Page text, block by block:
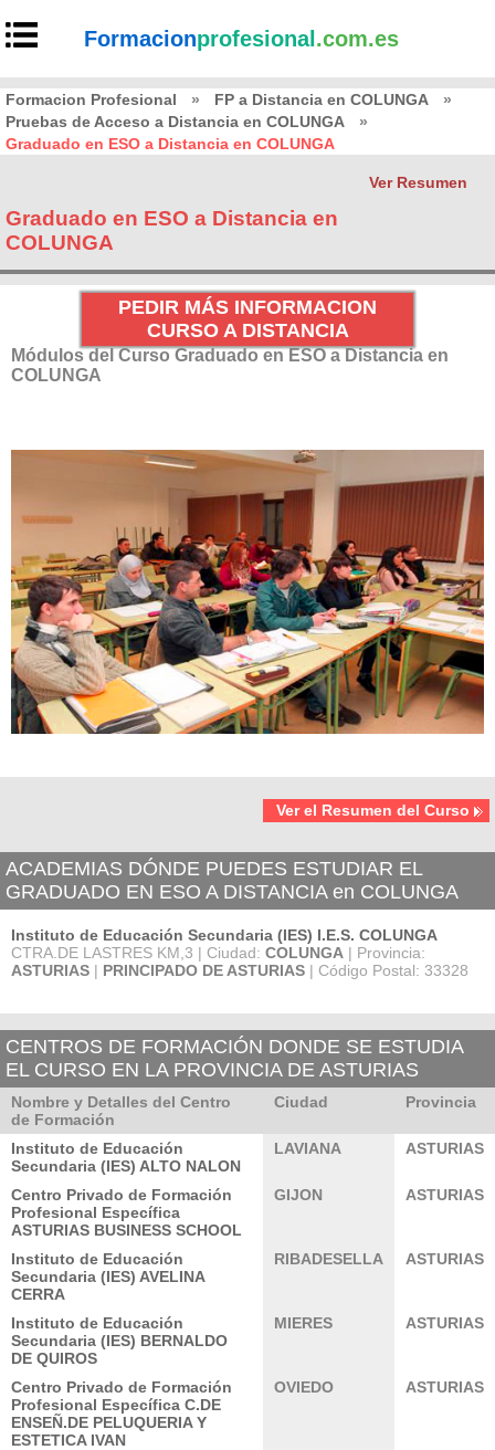
Formacionprofesional .com.es
Formacion Profesional » FP a Distancia en COLUNGA
»
Pruebas de Acceso a Distancia en COLUNGA
»
Graduado en ESO a Distancia en COLUNGA
Ver Resumen
Graduado en ESO a Distancia en
COLUNGA
PEDIR MÁS INFORMACION
CURSO A DISTANCIA
Módulos del Curso Graduado en ESO a Distancia en
COLUNGA
Ver el Resumen del Curso
ACADEMIAS DÓNDE PUEDES ESTUDIAR EL
GRADUADO EN ESO A DISTANCIA en COLUNGA
Instituto de Educación Secundaria (IES) I.E.S. COLUNGA
CTRA.DE LASTRES KM,3 | Ciudad: COLUNGA | Provincia:
ASTURIAS | PRINCIPADO DE ASTURIAS | Código Postal: 33328
CENTROS DE FORMACIÓN DONDE SE ESTUDIA
EL CURSO EN LA PROVINCIA DE ASTURIAS
Nombre y Detalles del Centro
de Formación
Ciudad Provincia
Instituto de Educación
Secundaria (IES) ALTO NALON
LAVIANA ASTURIAS
Centro Privado de Formación
Profesional Específica
ASTURIAS BUSINESS SCHOOL
GIJON ASTURIAS
Instituto de Educación
Secundaria (IES) AVELINA
CERRA
RIBADESELLA ASTURIAS
Instituto de Educación
Secundaria (IES) BERNALDO
DE QUIROS
MIERES ASTURIAS
Centro Privado de Formación
Profesional Específica C.DE
ENSEÑ.DE PELUQUERIA Y
ESTETICA IVAN
OVIEDO ASTURIAS